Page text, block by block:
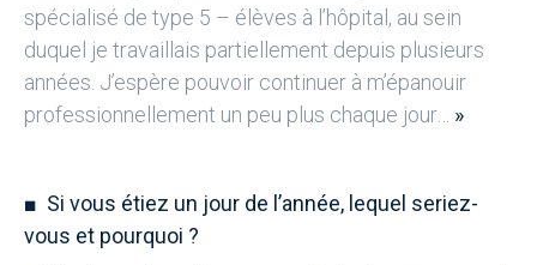
spécialisé de type 5 – élèves à l’hôpital, au sein
duquel je travaillais partiellement depuis plusieurs
années. J’espère pouvoir continuer à m’épanouir
professionnellement un peu plus chaque jour… »
■ Si vous étiez un jour de l’année, lequel seriez-
vous et pourquoi ?